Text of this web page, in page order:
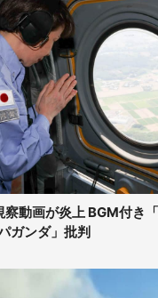
動画が炎上 BGM付き
ガンダ」批判